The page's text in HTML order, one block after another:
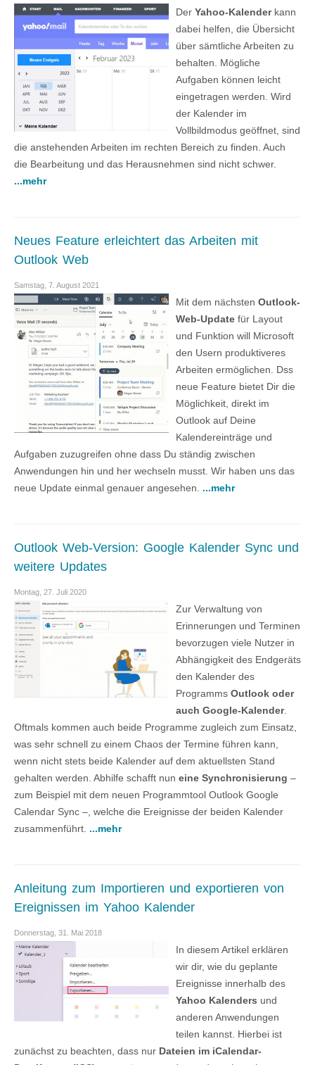
Der Yahoo-Kalenderkann
dabei helfen, die Übersicht
über sämtliche Arbeiten zu
behalten. Mögliche
Aufgaben können leicht
eingetragen werden. Wird
der Kalender im
Vollbildmodus geöffnet, sind
die anstehenden Arbeiten im rechten Bereich zu finden. Auch
die Bearbeitung und das Herausnehmen sind nicht schwer.
...mehr
Neues Feature erleichtert das Arbeiten mit
Outlook Web
Samstag, 7. August 2021
Mit dem nächsten Outlook-
Web-Update für Layout
und Funktion will Microsoft
den Usern produktiveres
Arbeiten ermöglichen. Dss
neue Feature bietet Dir die
Möglichkeit, direkt im
Outlook auf Deine
Kalendereinträge und
Aufgaben zuzugreifen ohne dass Du ständig zwischen
Anwendungen hin und her wechseln musst. Wir haben uns das
neue Update einmal genauer angesehen. ...mehr
Outlook Web-Version: Google Kalender Sync und
weitere Updates
Montag, 27. Juli 2020
Zur Verwaltung von
Erinnerungen und Terminen
bevorzugen viele Nutzer in
Abhängigkeit des Endgeräts
den Kalender des
Programms Outlook oder
auch Google-Kalender.
Oftmals kommen auch beide Programme zugleich zum Einsatz,
was sehr schnell zu einem Chaos der Termine führen kann,
wenn nicht stets beide Kalender auf dem aktuellsten Stand
gehalten werden. Abhilfe schafft nun eine Synchronisierung –
zum Beispiel mit dem neuen Programmtool Outlook Google
Calendar Sync –, welche die Ereignisse der beiden Kalender
zusammenführt. ...mehr
Anleitung zum Importieren und exportieren von
Ereignissen im Yahoo Kalender
Donnerstag, 31. Mai 2018
In diesem Artikel erklären
wir dir, wie du geplante
Ereignisse innerhalb des
Yahoo Kalenders und
anderen Anwendungen
teilen kannst. Hierbei ist
zunächst zu beachten, dass nur Dateien im iCalendar-